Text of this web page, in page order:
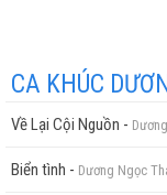
CA KHÚC
Về Lại Cội Nguồn -
Biển tình - Dương Ngọc